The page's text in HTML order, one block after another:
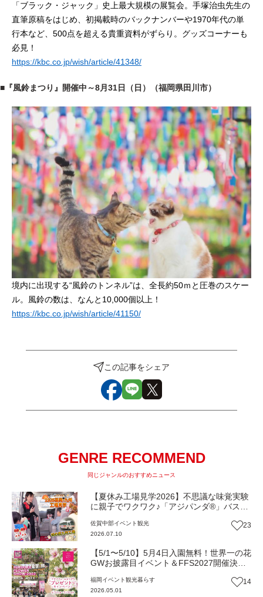
「ブラック・ジャック」史上最大規模の展覧会。手塚治虫先生の
直筆原稿をはじめ、初掲載時のバックナンバーや1970年代の単
行本など、500点を超える貴重資料がずらり。グッズコーナーも
必見！
https://kbc.co.jp/wish/article/41348/
■『風鈴まつり』開催中～8月31日（日）（福岡県田川市）
境内に出現する“風鈴のトンネル”は、全長約50ｍと圧巻のスケー
ル。風鈴の数は、なんと10,000個以上！
https://kbc.co.jp/wish/article/41150/
この記事をシェア
GENRE RECOMMEND
同じジャンルのおすすめニュース
【夏休み工場見学2026】不思議な味覚実験
に親子でワクワク♪「アジパンダ®」バス
工場』（佐賀市）
佐賀中部イベント観光
2026.07.10
23
【5/1〜5/10】5月4日入園無料！世界一の花
GWお披露目イベント＆FFS2027開催決
福岡 イベント観光暮らす
2026.05.01
14